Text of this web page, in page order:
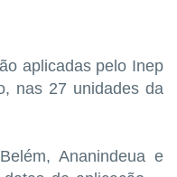
aplicadas pelo Inep
nas 27 unidades da
Ananindeua e